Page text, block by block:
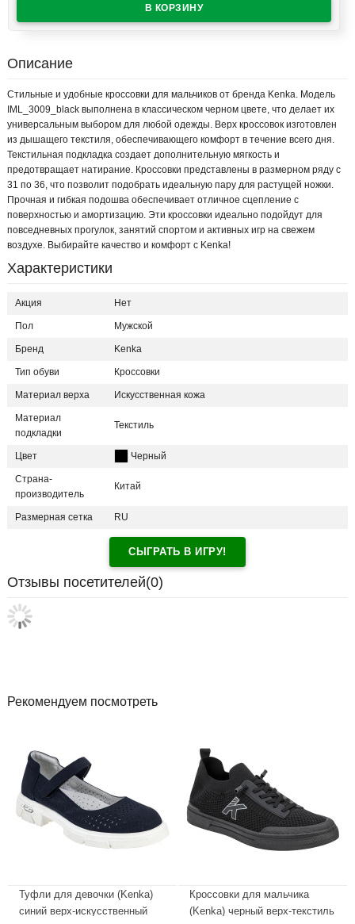
Описание
Стильные и удобные кроссовки для мальчиков от бренда Kenka. Модель
IML_3009_black выполнена в классическом черном цвете, что делает их
универсальным выбором для любой одежды. Верх кроссовок изготовлен
из дышащего текстиля, обеспечивающего комфорт в течение всего дня.
Текстильная подкладка создает дополнительную мягкость и
предотвращает натирание. Кроссовки представлены в размерном ряду с
31 по 36, что позволит подобрать идеальную пару для растущей ножки.
Прочная и гибкая подошва обеспечивает отличное сцепление с
поверхностью и амортизацию. Эти кроссовки идеально подойдут для
повседневных прогулок, занятий спортом и активных игр на свежем
воздухе. Выбирайте качество и комфорт с Kenka!
Характеристики
Акция Нет
Пол Мужской
Бренд Kenka
Тип обуви Кроссовки
Материал верха Искусственная кожа
Материал
подкладки
Текстиль
Цвет Черный
Страна-
производитель
Китай
Размерная сетка RU
СЫГРАТЬ В ИГРУ!
Отзывы посетителей(0)
Рекомендуем посмотреть
Туфли для девочки (Kenka)
синий верх-искусственный
Кроссовки для мальчика
(Kenka) черный верх-текстиль